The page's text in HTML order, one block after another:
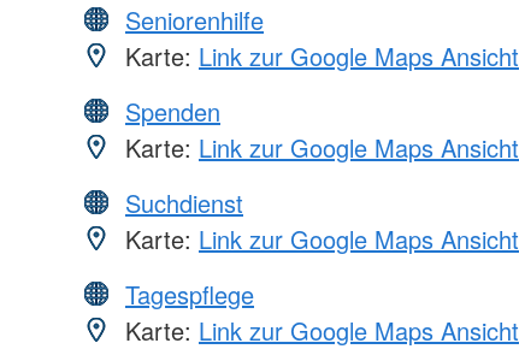
Seniorenhilfe
Karte: Link zur Google Maps Ansicht
Spenden
Karte: Link zur Google Maps Ansicht
Suchdienst
Karte: Link zur Google Maps Ansicht
Tagespflege
Karte: Link zur Google Maps Ansicht